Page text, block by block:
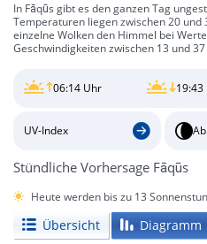
In Fāqūs gibt es den ganzen Tag
Temperaturen liegen zwischen 20 und
einzelne Wolken den Himmel bei
Geschwindigkeiten zwischen 13 und
06:14 Uhr 19:43
UV-Index
Stündliche Vorhersage Fāqūs
Heute werden bis zu 13
Übersicht Diagramm